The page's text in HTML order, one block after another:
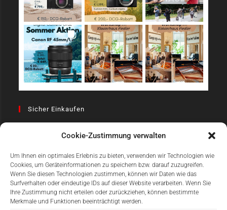
Cookie-Zustimmung verwalten
Um Ihnen ein optimales Erlebnis zu bieten, verwenden wir Technologien wie
Cookies, um Geräteinformationen zu speichern bzw. darauf zuzugreifen.
Wenn Sie diesen Technologien zustimmen, können wir Daten wie das
Surfverhalten oder eindeutige IDs auf dieser Website verarbeiten. Wenn Sie
Ihre Zustimmung nicht erteilen oder zurückziehen, können bestimmte
Merkmale und Funktionen beeinträchtigt werden.
Sicher Einkaufen
Einfach Online Bezahlen